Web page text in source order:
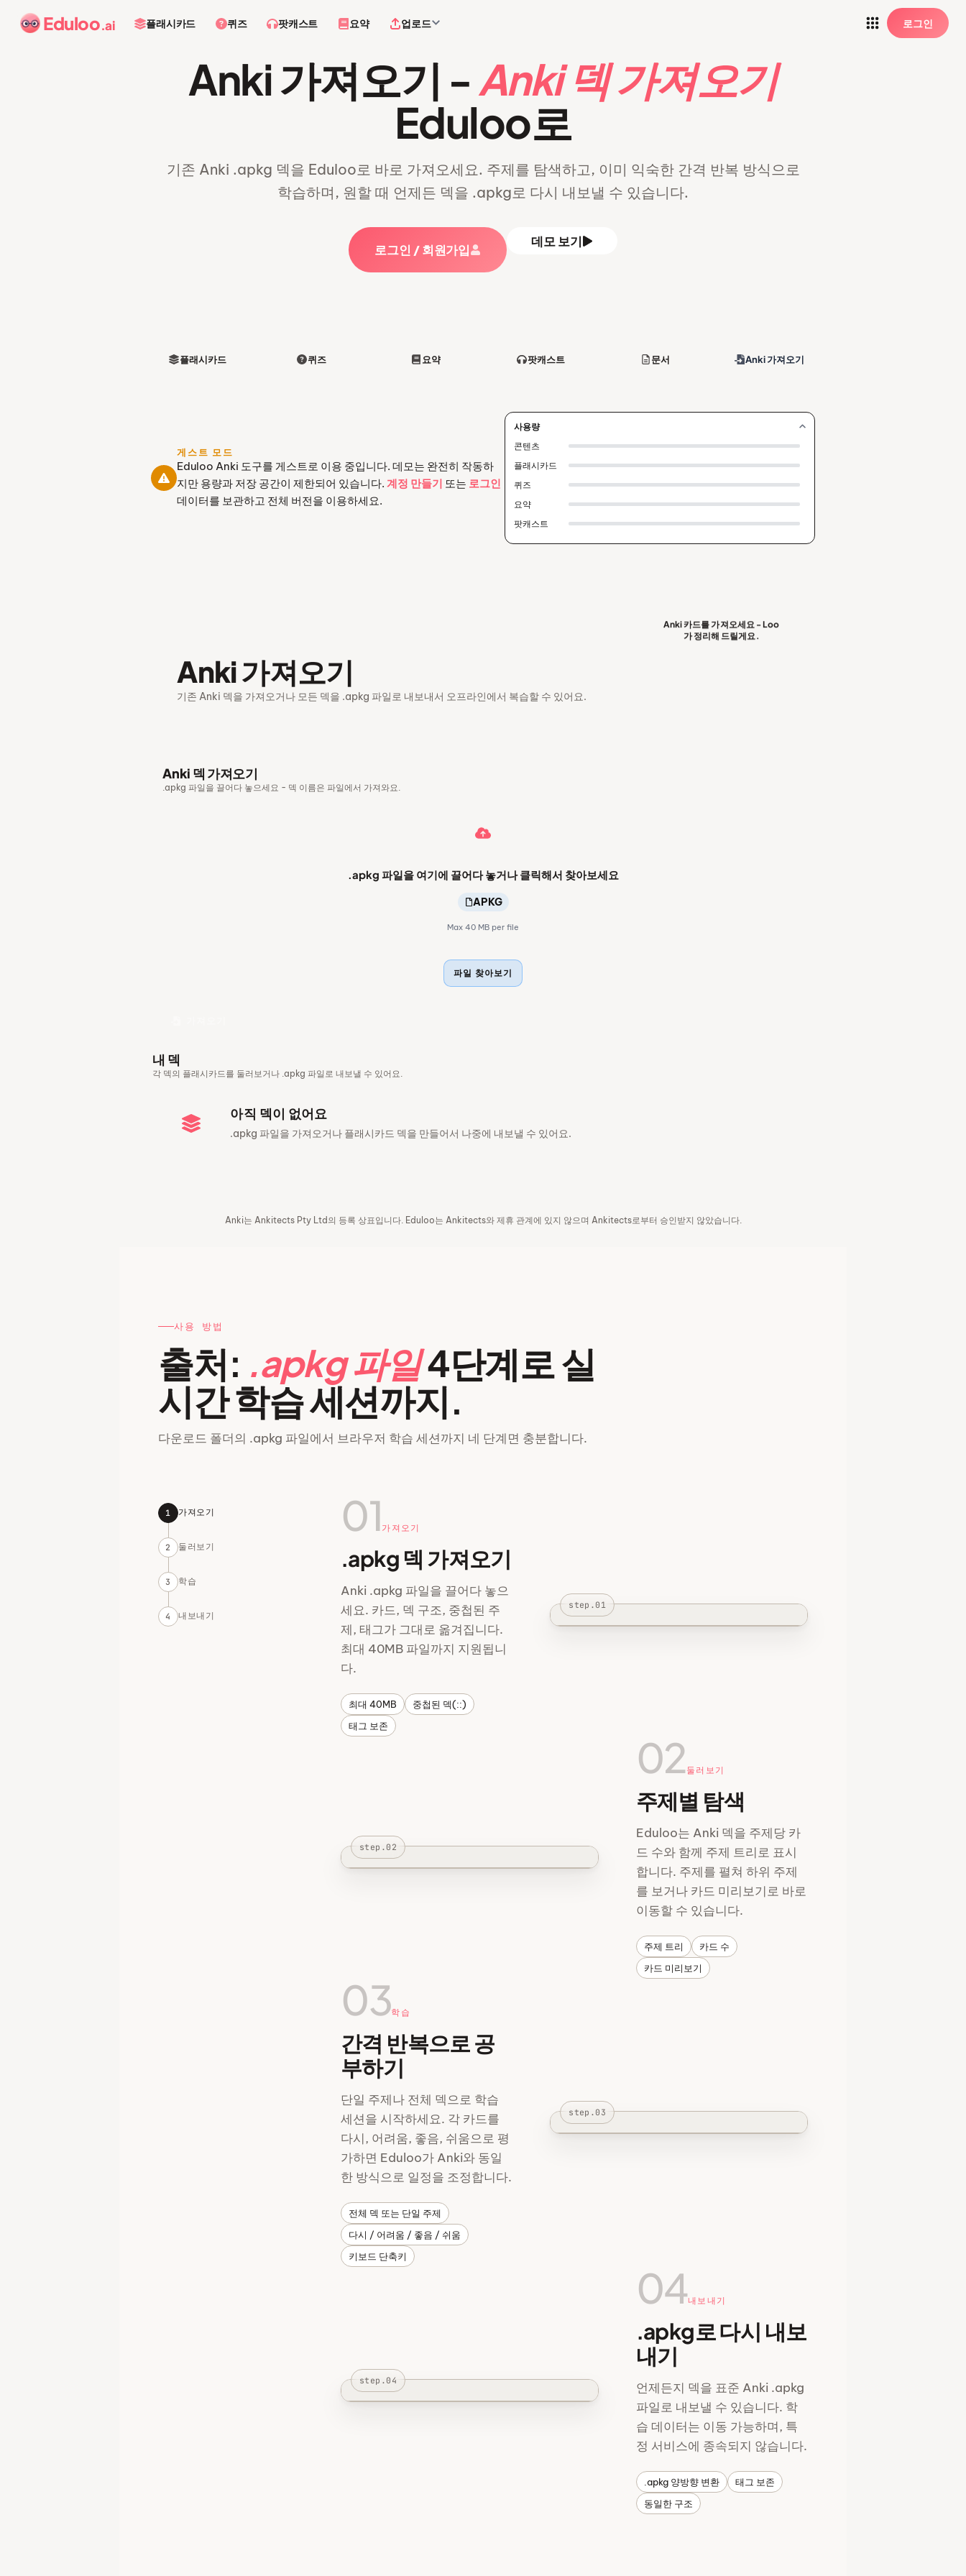
Eduloo.ai 플래시카드 퀴즈 팟캐스트 요약 업로드 로그인
Anki 가져오기 -Anki 덱 가져오기
Eduloo로
기존 Anki .apkg 덱을 Eduloo로 바로 가져오세요. 주제를 탐색하고, 이미 익숙한 간격 반복 방식으로
학습하며, 원할 때 언제든 덱을 .apkg로 다시 내보낼 수 있습니다.
로그인 / 회원가입
데모 보기
플래시카드 퀴즈 요약 팟캐스트 문서 Anki 가져오기
게스트 모드
Eduloo Anki 도구를 게스트로 이용 중입니다. 데모는 완전히 작동하
지만 용량과 저장 공간이 제한되어 있습니다.계정 만들기 또는 로그인
데이터를 보관하고 전체 버전을 이용하세요.
사용량
콘텐츠
플래시카드
퀴즈
요약
팟캐스트
Anki 가져오기
기존 Anki 덱을 가져오거나 모든 덱을 .apkg 파일로 내보내서 오프라인에서 복습할 수 있어요.
Anki 카드를 가져오세요 - Loo
가 정리해 드릴게요.
Anki 덱 가져오기
.apkg 파일을 끌어다 놓으세요 - 덱 이름은 파일에서 가져와요.
.apkg 파일을 여기에 끌어다 놓거나 클릭해서 찾아보세요
APKG
Max 40 MB per file
파일 찾아보기
내 덱
각 덱의 플래시카드를 둘러보거나 .apkg 파일로 내보낼 수 있어요.
아직 덱이 없어요
.apkg 파일을 가져오거나 플래시카드 덱을 만들어서 나중에 내보낼 수 있어요.
Anki는 Ankitects Pty Ltd의 등록 상표입니다. Eduloo는 Ankitects와 제휴 관계에 있지 않으며 Ankitects로부터 승인받지 않았습니다.
사용 방법
출처: .apkg 파일4단계로 실
시간 학습 세션까지.
다운로드 폴더의 .apkg 파일에서 브라우저 학습 세션까지 네 단계면 충분합니다.
1 가져오기
2 둘러보기
3 학습
4 내보내기
01가져오기
.apkg 덱 가져오기
Anki .apkg 파일을 끌어다 놓으
세요. 카드, 덱 구조, 중첩된 주
제, 태그가 그대로 옮겨집니다.
최대 40MB 파일까지 지원됩니
다.
최대 40MB
중첩된 덱(::)
태그 보존
step.01
02둘러보기
주제별 탐색
Eduloo는 Anki 덱을 주제당 카
드 수와 함께 주제 트리로 표시
합니다. 주제를 펼쳐 하위 주제
를 보거나 카드 미리보기로 바로
이동할 수 있습니다.
주제 트리
카드 수
카드 미리보기
step.02
03학습
간격 반복으로 공
부하기
단일 주제나 전체 덱으로 학습
세션을 시작하세요. 각 카드를
다시, 어려움, 좋음, 쉬움으로 평
가하면 Eduloo가 Anki와 동일
한 방식으로 일정을 조정합니다.
전체 덱 또는 단일 주제
다시 / 어려움 / 좋음 / 쉬움
키보드 단축키
step.03
04내보내기
.apkg로 다시 내보
내기
언제든지 덱을 표준 Anki .apkg
파일로 내보낼 수 있습니다. 학
습 데이터는 이동 가능하며, 특
정 서비스에 종속되지 않습니다.
.apkg 양방향 변환
태그 보존
동일한 구조
step.04